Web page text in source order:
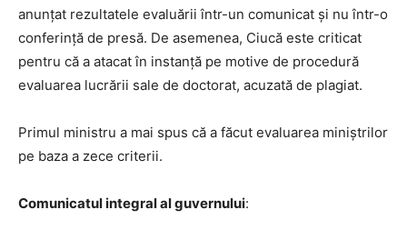
anunțat rezultatele evaluării într-un comunicat și nu într-o
conferință de presă. De asemenea, Ciucă este criticat
pentru că a atacat în instanță pe motive de procedură
evaluarea lucrării sale de doctorat, acuzată de plagiat.
Primul ministru a mai spus că a făcut evaluarea miniștrilor
pe baza a zece criterii.
Comunicatul integral al guvernului: